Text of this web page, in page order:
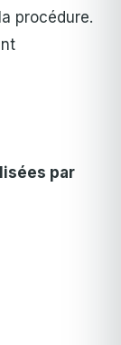
procédure.
par